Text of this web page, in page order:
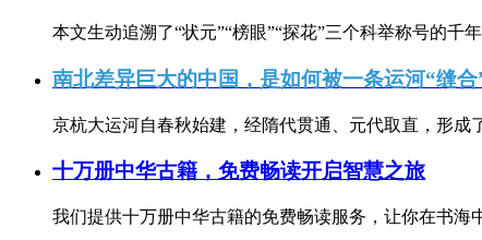
本文生动追溯了“状元”“榜眼”“探花”三个科举称号的千
南北差异巨大的中国，是如何被一条运河“缝合
京杭大运河自春秋始建，经隋代贯通、元代取直，形成
十万册中华古籍，免费畅读开启智慧之旅
我们提供十万册中华古籍的免费畅读服务，让你在书海